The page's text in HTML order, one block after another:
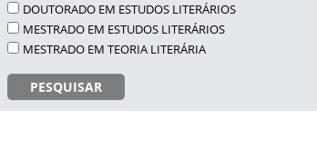
DOUTORADO EM ESTUDOS LITERÁRIOS
MESTRADO EM ESTUDOS LITERÁRIOS
MESTRADO EM TEORIA LITERÁRIA
PESQUISAR